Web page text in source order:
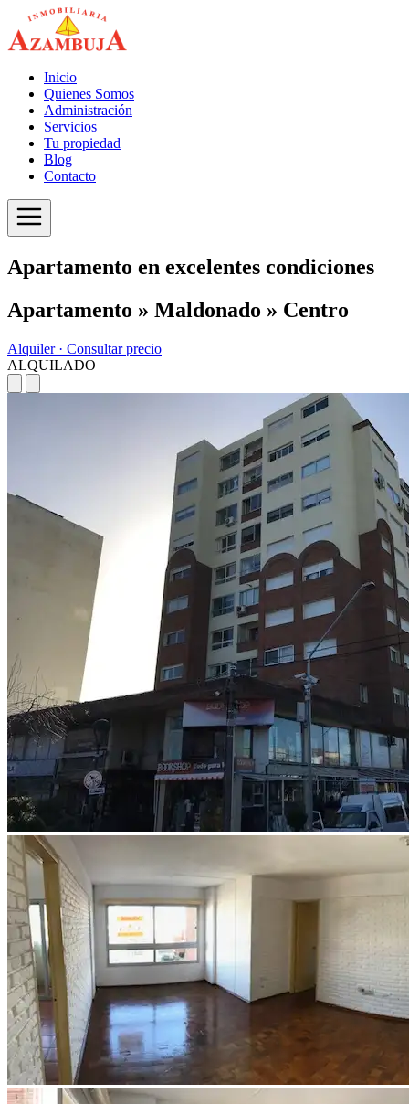
Inicio
Quienes Somos
Administración
Servicios
Tu propiedad
Blog
Contacto
Apartamento en excelentes condiciones
Apartamento » Maldonado » Centro
Alquiler · Consultar precio
ALQUILADO